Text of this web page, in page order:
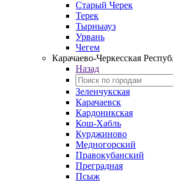
Старый Черек
Терек
Тырныауз
Урвань
Чегем
Карачаево-Черкесская
Назад
Зеленчукская
Карачаевск
Кардоникская
Кош-Хабль
Курджиново
Медногорский
Правокубанский
Преградная
Псыж